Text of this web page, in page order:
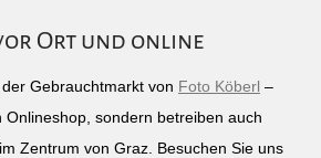
Ort und online
Gebrauchtmarkt von Foto Köberl –
Onlineshop, sondern betreiben auch
Zentrum von Graz. Besuchen Sie uns